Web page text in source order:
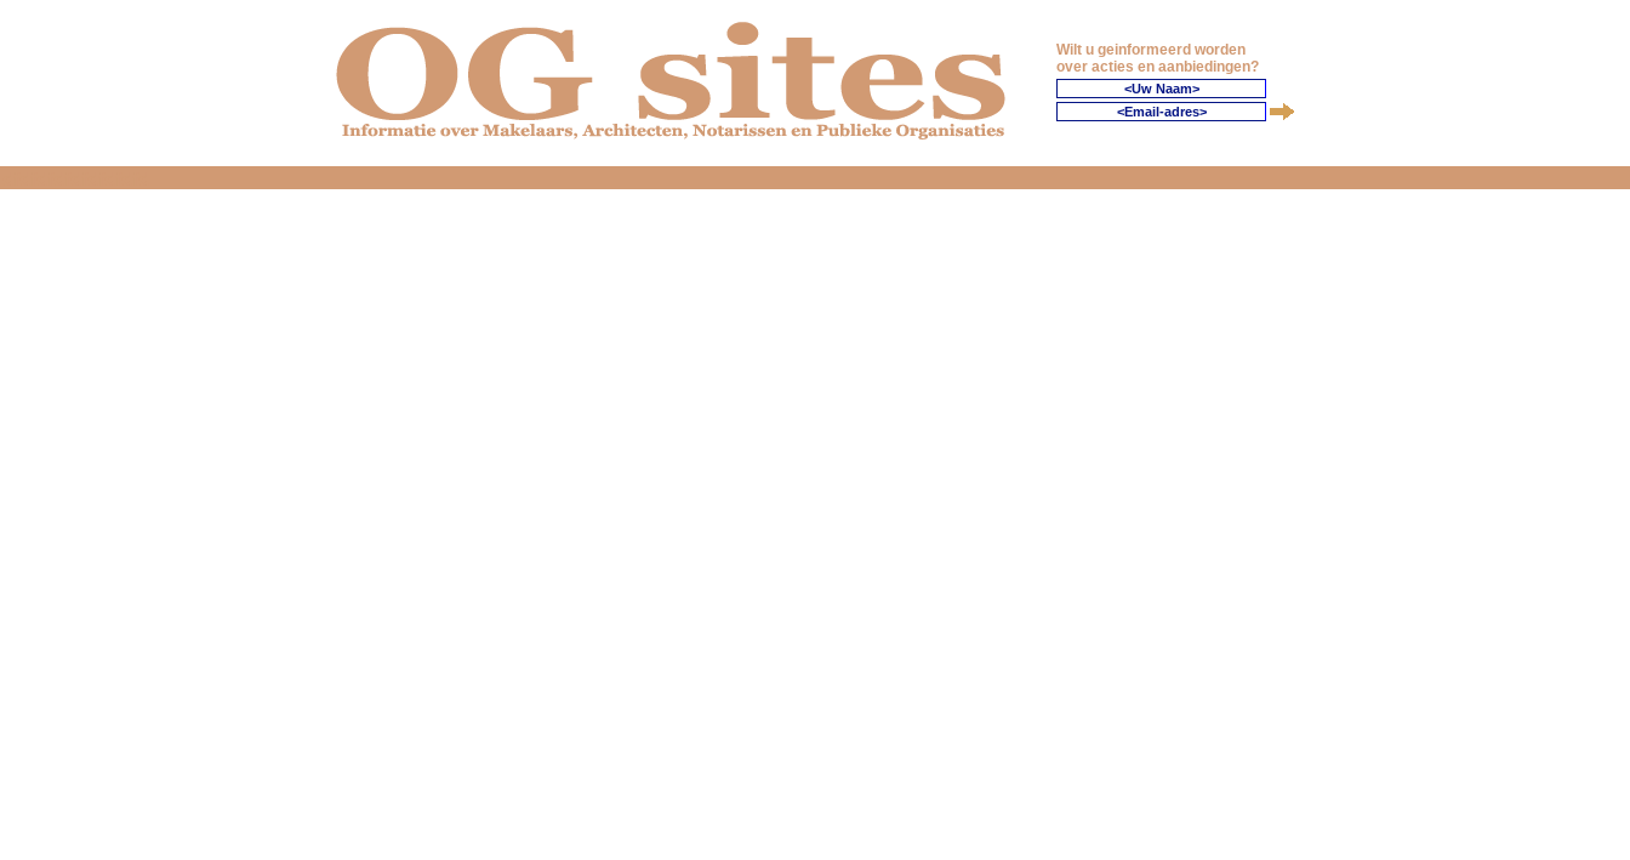
Wilt u geinformeerd worden
over acties en aanbiedingen?